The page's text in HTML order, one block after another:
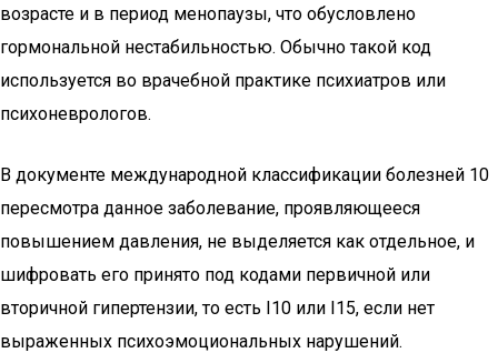
возрасте и в период менопаузы, что обусловлено
гормональной нестабильностью. Обычно такой код
используется во врачебной практике психиатров или
психоневрологов.
В документе международной классификации болезней 10
пересмотра данное заболевание, проявляющееся
повышением давления, не выделяется как отдельное, и
шифровать его принято под кодами первичной или
вторичной гипертензии, то есть I10 или I15, если нет
выраженных психоэмоциональных нарушений.